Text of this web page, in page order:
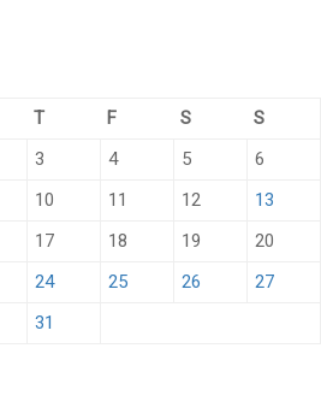
T F S
S
3 4 5
6
10 11 12
13
17 18 19
20
24 25 26
27
31